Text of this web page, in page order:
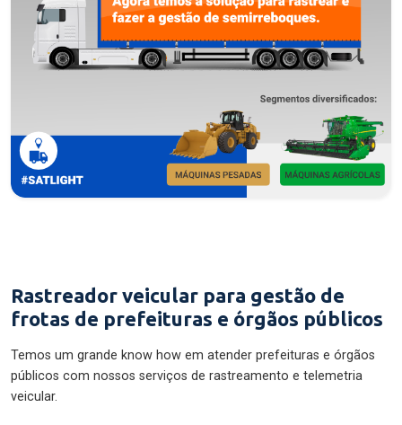
Rastreador veicular para gestão de
frotas de prefeituras e órgãos públicos
Temos um grande know how em atender prefeituras e órgãos
públicos com nossos serviços de rastreamento e telemetria
veicular.